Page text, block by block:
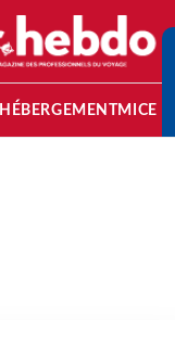
HÉBERGEMENTMICE